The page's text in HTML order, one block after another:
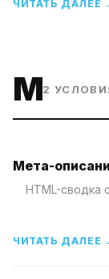
ЧИТАТЬ ДАЛЕЕ
M2
Мета-
HTML-сводка
ЧИТАТЬ ДАЛЕЕ